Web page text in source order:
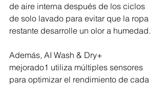
de aire interna después de los ciclos
de solo lavado para evitar que la ropa
restante desarrolle un olor a humedad.
Además, AI Wash & Dry+
mejorado1 utiliza múltiples sensores
para optimizar el rendimiento de cada